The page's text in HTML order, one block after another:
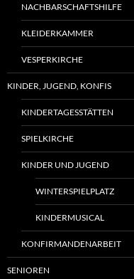
NACHBARSCHAFTSHILFE
KLEIDERKAMMER
VESPERKIRCHE
KINDER, JUGEND, KONFIS
KINDERTAGESSTÄTTEN
SPIELKIRCHE
KINDER UND JUGEND
WINTERSPIELPLATZ
KINDERMUSICAL
KONFIRMANDENARBEIT
SENIOREN